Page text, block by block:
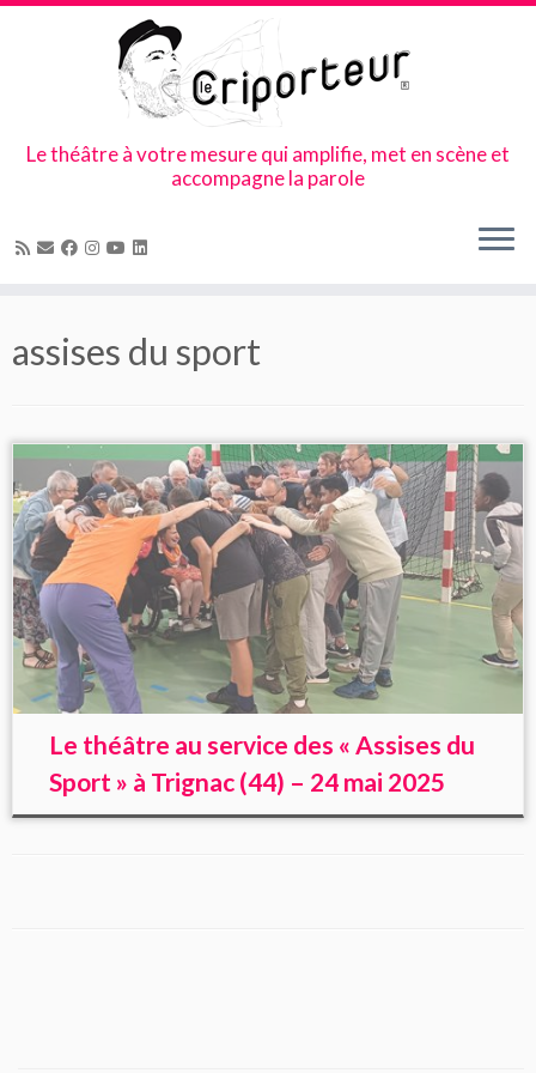
content
Le théâtre à votre mesure qui amplifie, met en scène et
accompagne la parole
assises du sport
Le théâtre au service des « Assises du
Sport » à Trignac (44) – 24 mai 2025